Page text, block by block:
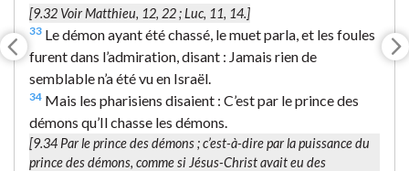
[9.32 Voir Matthieu, 12, 22 ; Luc, 11, 14.]
33 Le démon ayant été chassé, le muet parla, et les foules
furent dans l’admiration, disant : Jamais rien de
semblable n’a été vu en Israël.
34 Mais les pharisiens disaient : C’est par le prince des
démons qu’Il chasse les démons.
[9.34 Par le prince des démons; c’est-à-dire par la puissance du
prince des démons, comme si Jésus-Christ avait eu des